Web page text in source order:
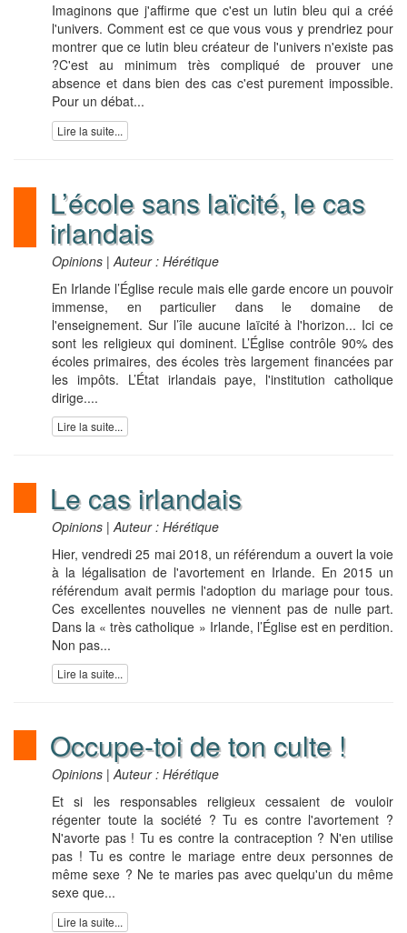
Imaginons que j'affirme que c'est un lutin bleu qui a créé
l'univers. Comment est ce que vous vous y prendriez pour
montrer que ce lutin bleu créateur de l'univers n'existe pas
?C'est au minimum très compliqué de prouver une
absence et dans bien des cas c'est purement impossible.
Pour un débat...
Lire la suite...
L’école sans laïcité, le cas
irlandais
Opinions | Auteur : Hérétique
En Irlande l’Église recule mais elle garde encore un pouvoir
immense, en particulier dans le domaine de
l'enseignement. Sur l’île aucune laïcité à l'horizon... Ici ce
sont les religieux qui dominent. L’Église contrôle 90% des
écoles primaires, des écoles très largement financées par
les impôts. L’État irlandais paye, l'institution catholique
dirige....
Lire la suite...
Le cas irlandais
Opinions | Auteur : Hérétique
Hier, vendredi 25 mai 2018, un référendum a ouvert la voie
à la légalisation de l'avortement en Irlande. En 2015 un
référendum avait permis l'adoption du mariage pour tous.
Ces excellentes nouvelles ne viennent pas de nulle part.
Dans la « très catholique » Irlande, l’Église est en perdition.
Non pas...
Lire la suite...
Occupe-toi de ton culte !
Opinions | Auteur : Hérétique
Et si les responsables religieux cessaient de vouloir
régenter toute la société ? Tu es contre l'avortement ?
N'avorte pas ! Tu es contre la contraception ? N'en utilise
pas ! Tu es contre le mariage entre deux personnes de
même sexe ? Ne te maries pas avec quelqu'un du même
sexe que...
Lire la suite...